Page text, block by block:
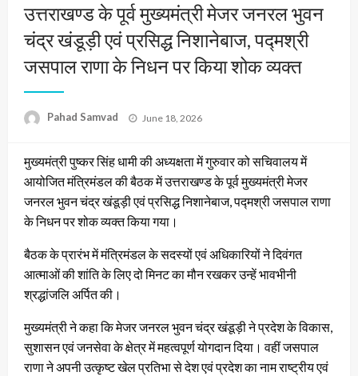
उत्तराखण्ड के पूर्व मुख्यमंत्री मेजर जनरल भुवन
चंद्र खंडूड़ी एवं प्रसिद्ध निशानेबाज, पद्मश्री
जसपाल राणा के निधन पर किया शोक व्यक्त
Pahad Samvad
Posted
June 18, 2026
मुख्यमंत्री पुष्कर सिंह धामी की अध्यक्षता में गुरुवार को सचिवालय में
आयोजित मंत्रिमंडल की बैठक में उत्तराखण्ड के पूर्व मुख्यमंत्री मेजर
जनरल भुवन चंद्र खंडूड़ी एवं प्रसिद्ध निशानेबाज, पद्मश्री जसपाल राणा
के निधन पर शोक व्यक्त किया गया।
बैठक के प्रारंभ में मंत्रिमंडल के सदस्यों एवं अधिकारियों ने दिवंगत
आत्माओं की शांति के लिए दो मिनट का मौन रखकर उन्हें भावभीनी
श्रद्धांजलि अर्पित की।
मुख्यमंत्री ने कहा कि मेजर जनरल भुवन चंद्र खंडूड़ी ने प्रदेश के विकास,
सुशासन एवं जनसेवा के क्षेत्र में महत्वपूर्ण योगदान दिया। वहीं जसपाल
राणा ने अपनी उत्कृष्ट खेल प्रतिभा से देश एवं प्रदेश का नाम राष्ट्रीय एवं